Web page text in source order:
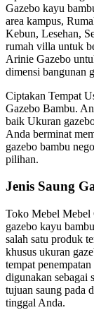
Gazebo kayu
area kampus,
Kebun, Lesehan,
rumah villa untuk
Arinie Gazebo
dimensi bangunan
Ciptakan Tempat
Gazebo Bambu.
baik Ukuran
Anda berminat
gazebo bambu
pilihan.
Jenis Saung
Toko Mebel Mebel
gazebo kayu
salah satu produk
khusus ukuran
tempat
digunakan sebagai
tujuan saung pada
tinggal Anda.